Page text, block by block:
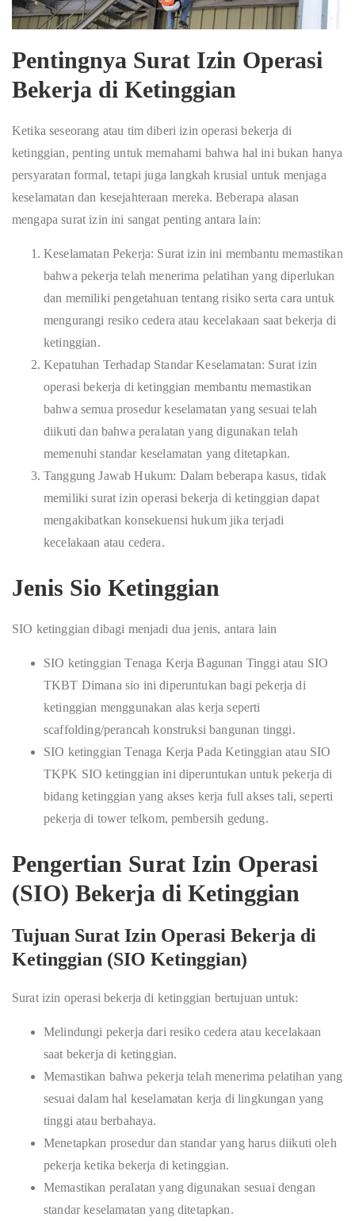
Pentingnya Surat Izin Operasi
Bekerja di Ketinggian
Ketika seseorang atau tim diberi izin operasi bekerja di
ketinggian, penting untuk memahami bahwa hal ini bukan hanya
persyaratan formal, tetapi juga langkah krusial untuk menjaga
keselamatan dan kesejahteraan mereka. Beberapa alasan
mengapa surat izin ini sangat penting antara lain:
Keselamatan Pekerja: Surat izin ini membantu memastikan
bahwa pekerja telah menerima pelatihan yang diperlukan
dan memiliki pengetahuan tentang risiko serta cara untuk
mengurangi resiko cedera atau kecelakaan saat bekerja di
ketinggian.
Kepatuhan Terhadap Standar Keselamatan: Surat izin
operasi bekerja di ketinggian membantu memastikan
bahwa semua prosedur keselamatan yang sesuai telah
diikuti dan bahwa peralatan yang digunakan telah
memenuhi standar keselamatan yang ditetapkan.
Tanggung Jawab Hukum: Dalam beberapa kasus, tidak
memiliki surat izin operasi bekerja di ketinggian dapat
mengakibatkan konsekuensi hukum jika terjadi
kecelakaan atau cedera.
Jenis Sio Ketinggian
SIO ketinggian dibagi menjadi dua jenis, antara lain
SIO ketinggian Tenaga Kerja Bagunan Tinggi atau SIO
TKBT Dimana sio ini diperuntukan bagi pekerja di
ketinggian menggunakan alas kerja seperti
scaffolding/perancah konstruksi bangunan tinggi.
SIO ketinggian Tenaga Kerja Pada Ketinggian atau SIO
TKPK SIO ketinggian ini diperuntukan untuk pekerja di
bidang ketinggian yang akses kerja full akses tali, seperti
pekerja di tower telkom, pembersih gedung.
Pengertian Surat Izin Operasi
(SIO) Bekerja di Ketinggian
Tujuan Surat Izin Operasi Bekerja di
Ketinggian (SIO Ketinggian)
Surat izin operasi bekerja di ketinggian bertujuan untuk:
Melindungi pekerja dari resiko cedera atau kecelakaan
saat bekerja di ketinggian.
Memastikan bahwa pekerja telah menerima pelatihan yang
sesuai dalam hal keselamatan kerja di lingkungan yang
tinggi atau berbahaya.
Menetapkan prosedur dan standar yang harus diikuti oleh
pekerja ketika bekerja di ketinggian.
Memastikan peralatan yang digunakan sesuai dengan
standar keselamatan yang ditetapkan.